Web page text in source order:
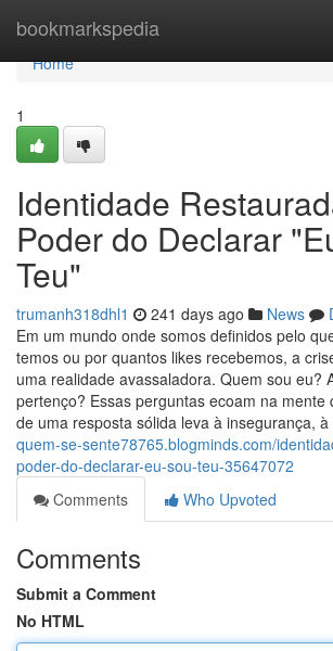
bookmarkspedia
Home
Home
1
Identidade
Poder do Declarar
Teu"
trumanh318dhl1 241 days ago News
Em um mundo onde somos definidos pelo
temos ou por quantos likes recebemos, a
uma realidade avassaladora. Quem sou eu?
pertenço? Essas perguntas ecoam na mente
de uma resposta sólida leva à insegurança, à
quem-se-sente78765.blogminds.com/
poder-do-declarar-eu-sou-teu-35647072
Comments
Who Upvoted
Comments
Submit a Comment
No HTML